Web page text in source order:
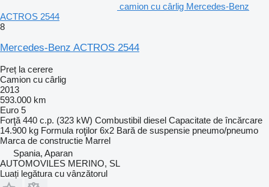
camion cu cârlig Mercedes-Benz
ACTROS 2544
8
Mercedes-Benz ACTROS 2544
Preț la cerere
Camion cu cârlig
2013
593.000 km
Euro 5
Forţă 440 c.p. (323 kW) Combustibil diesel Capacitate de încărcare
14.900 kg Formula roţilor 6x2 Bară de suspensie pneumo/pneumo
Marca de constructie Marrel
Spania, Aparan
AUTOMOVILES MERINO, SL
Luați legătura cu vânzătorul